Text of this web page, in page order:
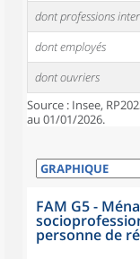
dont professions
dont employés
dont ouvriers
Source : Insee,
au 01/01/2026.
FAM G5 -
personne de